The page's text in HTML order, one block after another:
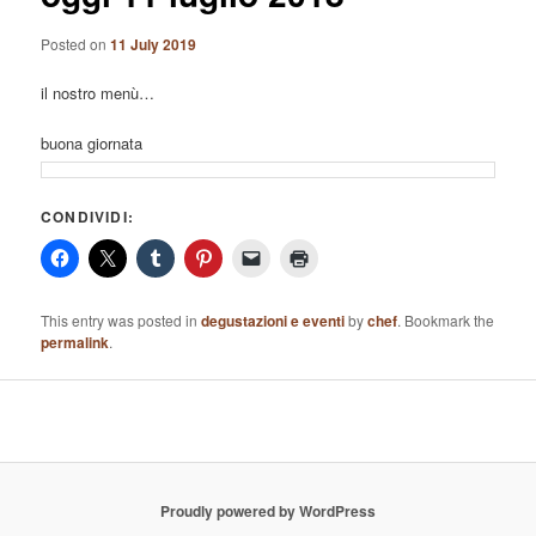
Posted on11 July 2019
il nostro menù…
buona giornata
CONDIVIDI:
This entry was posted indegustazioni e eventibychef. Bookmark the
permalink.
Proudly powered by WordPress